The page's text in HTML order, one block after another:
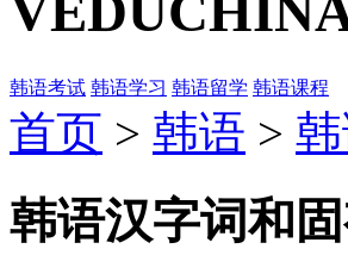
韩语考试 韩语学习 韩语留学 韩语课程
首页 > 韩语 >
韩语汉字词和